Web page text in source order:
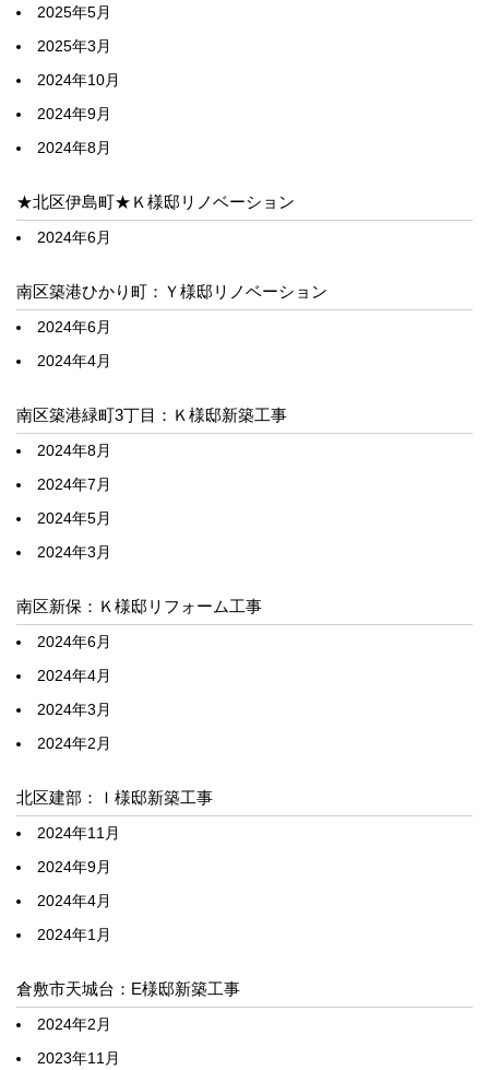
2025年5月
2025年3月
2024年10月
2024年9月
2024年8月
★北区伊島町★Ｋ様邸リノベーション
2024年6月
南区築港ひかり町：Ｙ様邸リノベーション
2024年6月
2024年4月
南区築港緑町3丁目：Ｋ様邸新築工事
2024年8月
2024年7月
2024年5月
2024年3月
南区新保：Ｋ様邸リフォーム工事
2024年6月
2024年4月
2024年3月
2024年2月
北区建部：Ｉ様邸新築工事
2024年11月
2024年9月
2024年4月
2024年1月
倉敷市天城台：E様邸新築工事
2024年2月
2023年11月